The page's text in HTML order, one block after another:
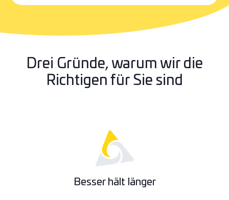
Drei Gründe, warum wir die
Richtigen für Sie sind
Besser hält länger